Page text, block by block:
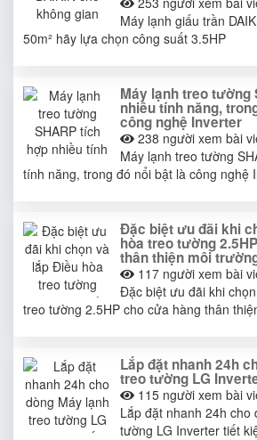
Máy lạnh giấu trần
50m² hãy lựa chọn công suất 3.5HP
Máy lạnh treo tường
nhiều tính năng,
công nghệ Inverter
238 người xem bài
Máy lạnh treo tường
tính năng, trong đó nổi bật là công nghệ
Đặc biệt ưu đãi khi
hòa treo tường
thân thiện môi
117 người xem bài
Đặc biệt ưu đãi khi
treo tường 2.5HP cho cửa hàng thân
Lắp đặt nhanh 24h
treo tường LG
115 người xem bài
Lắp đặt nhanh 24h cho
tường LG Inverter tiết